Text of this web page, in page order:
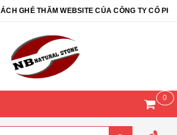
GHÉ THĂM WEBSITE CỦA CÔNG TY CỔ
0